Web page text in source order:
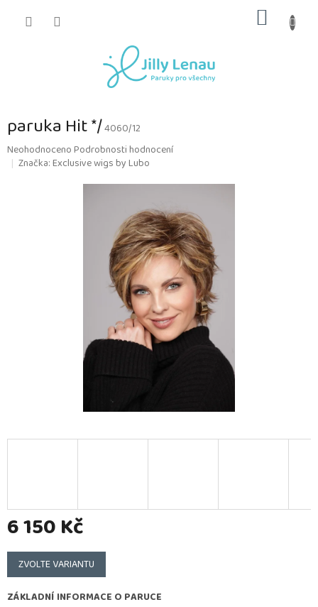
KOŠÍK
paruka Hit */4060/12
Průměrné
hodnocení
NeohodnocenoPodrobnosti hodnocení
Značka:Exclusive wigs by Lubo
6 150 Kč
Měrná
cena:
ZVOLTE VARIANTU
ZÁKLADNÍ INFORMACE O PARUCE